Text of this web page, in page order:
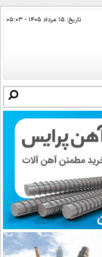
تاریخ: ۱۵ مرداد ۱۴۰۵ - ۰۵:۰۳